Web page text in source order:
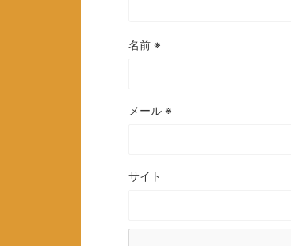
名前 ※
メール ※
サイト